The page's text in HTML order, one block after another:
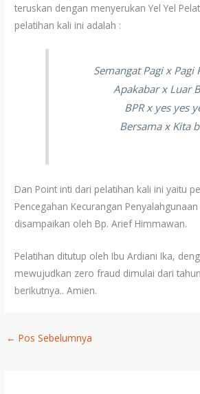
teruskan dengan menyerukan Yel Yel
pelatihan kali ini adalah :
Semangat Pagi x Pagi
Apakabar x Luar
BPR x yes yes
Bersama x Kita
Dan Point inti dari pelatihan kali ini yaitu
Pencegahan Kecurangan
disampaikan oleh Bp. Arief Himmawan.
Pelatihan ditutup oleh Ibu Ardiani Ika,
mewujudkan zero fraud dimulai dari
berikutnya.. Amien.
← Pos Sebelumnya